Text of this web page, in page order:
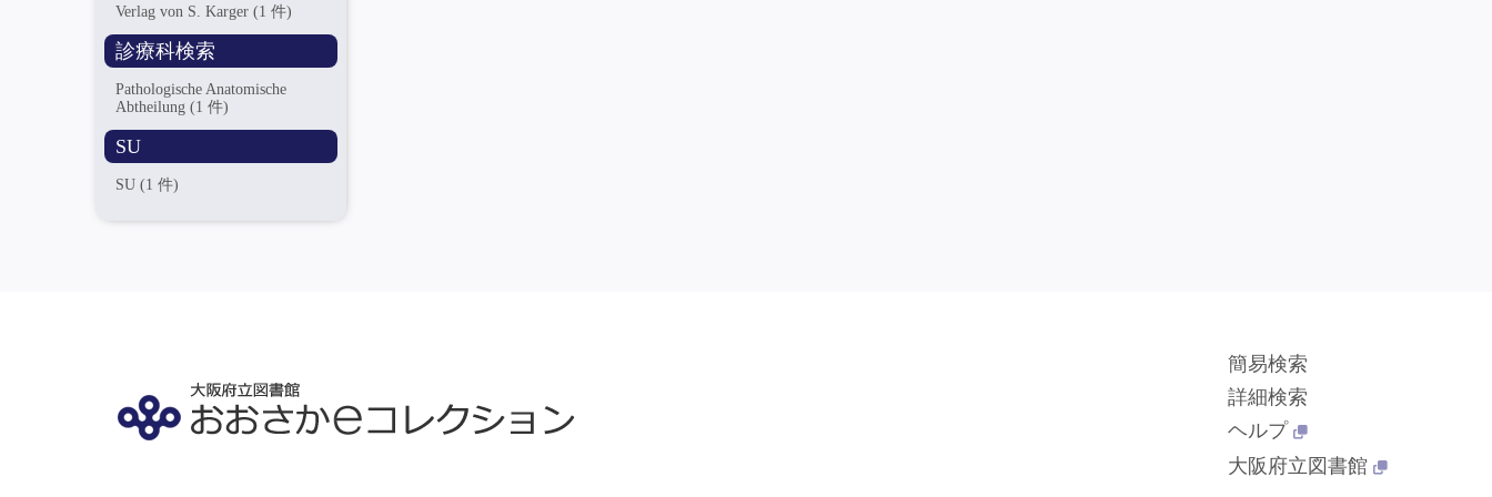
Verlag von S. Karger(1 件)
診療科検索
Pathologische Anatomische
Abtheilung(1 件)
SU
SU(1 件)
簡易検索
詳細検索
ヘルプ
大阪府立図書館